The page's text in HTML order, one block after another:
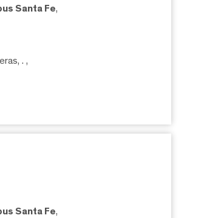
Santa Fe,
. ,
Santa Fe,